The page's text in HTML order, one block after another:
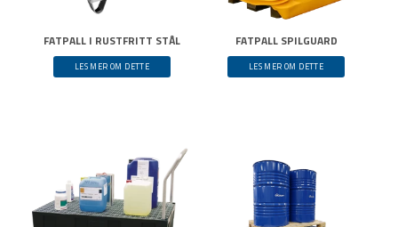
FATPALL I RUSTFRITT STÅL
LES MER OM DETTE
FATPALL SPILGUARD
LES MER OM DETTE